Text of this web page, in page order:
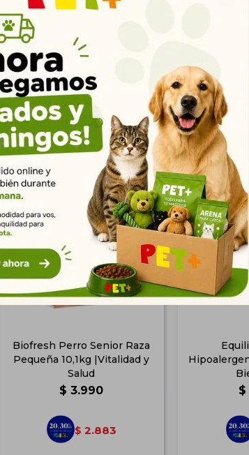
perros castrados de razas pequeñas y mini.
control del apetito Huesos y articulaciones
artificiales
que te pueden interesar
Biofresh Perro Senior Raza
Pequeña 10,1kg |Vitalidad y
Salud
$ 3.990
$ 2.883
$